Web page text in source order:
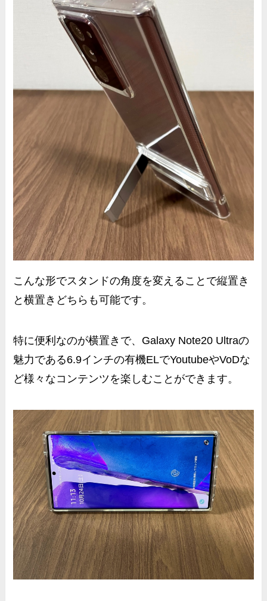
こんな形でスタンドの角度を変えることで縦置き
と横置きどちらも可能です。
特に便利なのが横置きで、Galaxy Note20 Ultraの
魅力である6.9インチの有機ELでYoutubeやVoDな
ど様々なコンテンツを楽しむことができます。